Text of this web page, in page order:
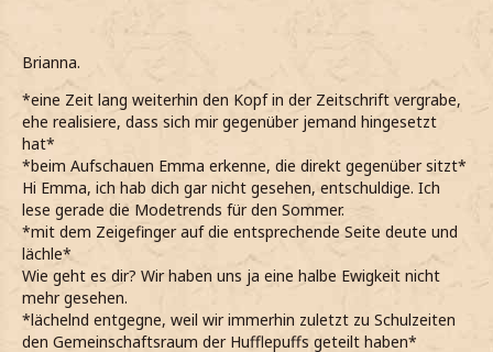
Brianna.
*eine Zeit lang weiterhin den Kopf in der Zeitschrift vergrabe,
ehe realisiere, dass sich mir gegenüber jemand hingesetzt
hat*
*beim Aufschauen Emma erkenne, die direkt gegenüber sitzt*
Hi Emma, ich hab dich gar nicht gesehen, entschuldige. Ich
lese gerade die Modetrends für den Sommer.
*mit dem Zeigefinger auf die entsprechende Seite deute und
lächle*
Wie geht es dir? Wir haben uns ja eine halbe Ewigkeit nicht
mehr gesehen.
*lächelnd entgegne, weil wir immerhin zuletzt zu Schulzeiten
den Gemeinschaftsraum der Hufflepuffs geteilt haben*